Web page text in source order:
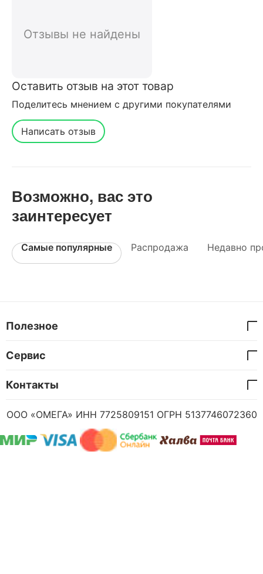
Отзывы не найдены
Оставить отзыв на этот товар
Поделитесь мнением с другими покупателями
Написать отзыв
Возможно, вас это
заинтересует
Самые популярные Распродажа Недавно
Полезное
Сервис
Контакты
ООО «ОМЕГА» ИНН 7725809151 ОГРН 5137746072360